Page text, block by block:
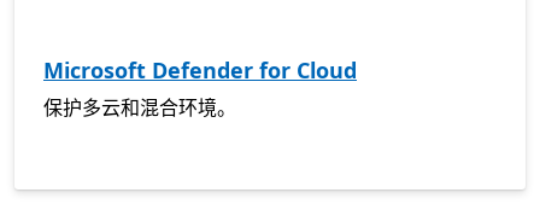
Microsoft Defender for Cloud
保护多云和混合环境。